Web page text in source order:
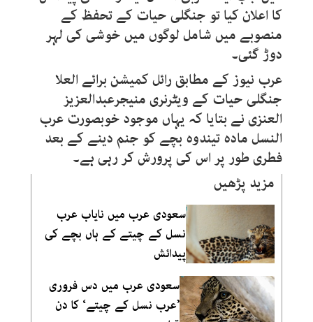
کا اعلان کیا تو جنگلی حیات کے تحفظ کے
منصوبے میں شامل لوگوں میں خوشی کی لہر
دوڑ گئی۔
عرب نیوز کے مطابق رائل کمیشن برائے العلا
جنگلی حیات کے ویٹرنری منیجرعبدالعزیز
العنزی نے بتایا کہ یہاں موجود خوبصورت عرب
النسل مادہ تیندوہ بچے کو جنم دینے کے بعد
فطری طور پر اس کی پرورش کر رہی ہے۔
مزید پڑھیں
سعودی عرب میں نایاب عرب
نسل کے چیتے کے ہاں بچے کی
پیدائش
سعودی عرب میں دس فروری
’عرب نسل کے چیتے‘ کا دن